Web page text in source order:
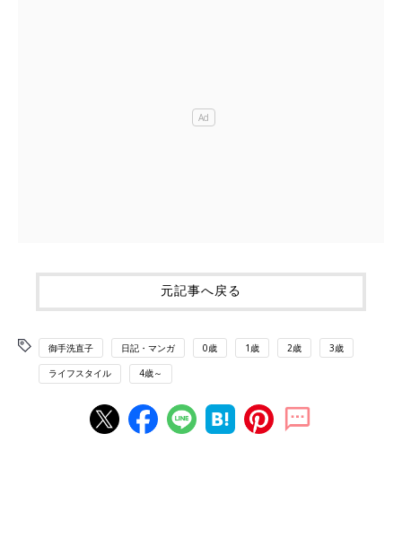
元記事へ戻る
御手洗直子 日記・マンガ 0歳 1歳 2歳 3歳
ライフスタイル 4歳～